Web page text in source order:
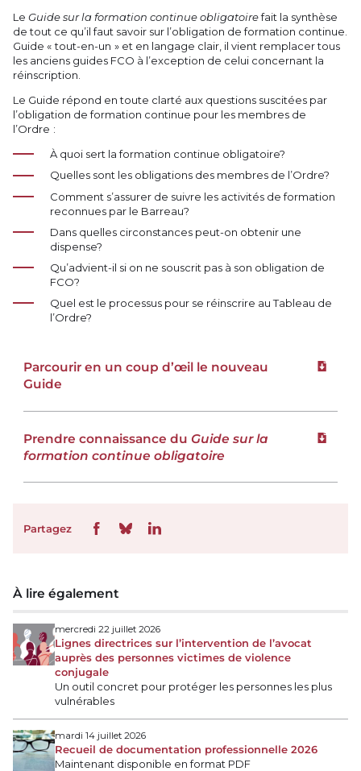
LeGuide sur la formation continue obligatoirefait la synthèse
de tout ce qu’il faut savoir sur l’obligation de formation continue.
Guide « tout-en-un » et en langage clair, il vient remplacer tous
les anciens guides FCO à l’exception de celui concernant la
réinscription.
Le Guide répond en toute clarté aux questions suscitées par
l’obligation de formation continue pour les membres de
l’Ordre :
À quoi sert la formation continue obligatoire?
Quelles sont les obligations des membres de l’Ordre?
Comment s’assurer de suivre les activités de formation
reconnues par le Barreau?
Dans quelles circonstances peut-on obtenir une
dispense?
Qu’advient-il si on ne souscrit pas à son obligation de
FCO?
Quel est le processus pour se réinscrire au Tableau de
l’Ordre?
Parcourir en un coup d’œil le nouveau
Guide
Prendre connaissance duGuide sur la
formation continue obligatoire
Partagez
À lire également
mercredi 22 juillet 2026
Lignes directrices sur l’intervention de l’avocat
auprès des personnes victimes de violence
conjugale
Un outil concret pour protéger les personnes les plus
vulnérables
mardi 14 juillet 2026
Recueil de documentation professionnelle 2026
Maintenant disponible en format PDF